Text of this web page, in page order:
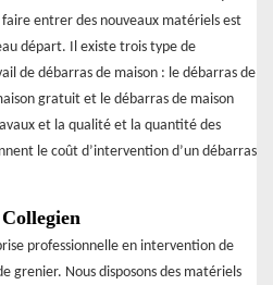
entrer des nouveaux matériels est
départ. Il existe trois type de
de débarras de maison : le débarras de
gratuit et le débarras de maison
et la qualité et la quantité des
le coût d’intervention d’un débarras
professionnelle en intervention de
grenier. Nous disposons des matériels